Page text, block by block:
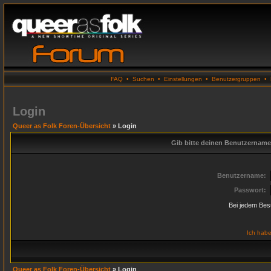
FAQ • Suchen • Einstellungen • Benutzergruppen •
Login
Queer as Folk Foren-Übersicht » Login
Gib bitte deinen
Benutzername:
Passwort:
Bei jedem
Ich
Queer as Folk Foren-Übersicht » Login